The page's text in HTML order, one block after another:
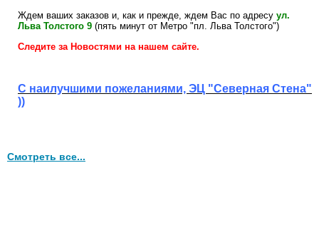
Ждем ваших заказов и, как и прежде, ждем Вас по адресу ул.
Льва Толстого 9 (пять минут от Метро "пл. Льва Толстого")
Следите за Новостями на нашем сайте.
С наилучшими пожеланиями, ЭЦ "Северная Стена"
))
Смотреть все...